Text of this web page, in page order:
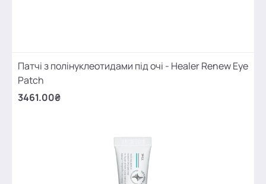
Патчі з полінуклеотидами під очі - Healer Renew Eye
Patch
3461.00₴